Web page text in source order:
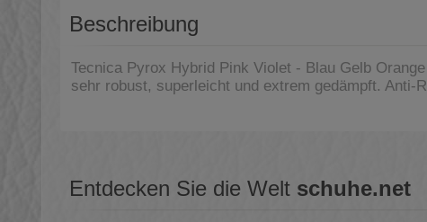
Beschreibung
Tecnica Pyrox Hybrid Pink Violet - Blau Gelb
sehr robust, superleicht und extrem gedämpft. Anti-
Entdecken Sie die Welt schuhe.net